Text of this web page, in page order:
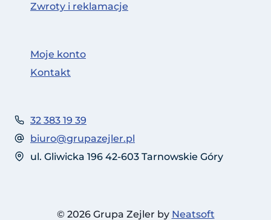
Zwroty i reklamacje
Moje konto
Kontakt
32 383 19 39
biuro@grupazejler.pl
ul. Gliwicka 196 42-603 Tarnowskie Góry
© 2026 Grupa Zejler by Neatsoft